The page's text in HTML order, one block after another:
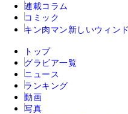
連載コラム
コミック
キン肉マン 新しいウィン
トップ
グラビア一覧
ニュース
ランキング
動画
写真